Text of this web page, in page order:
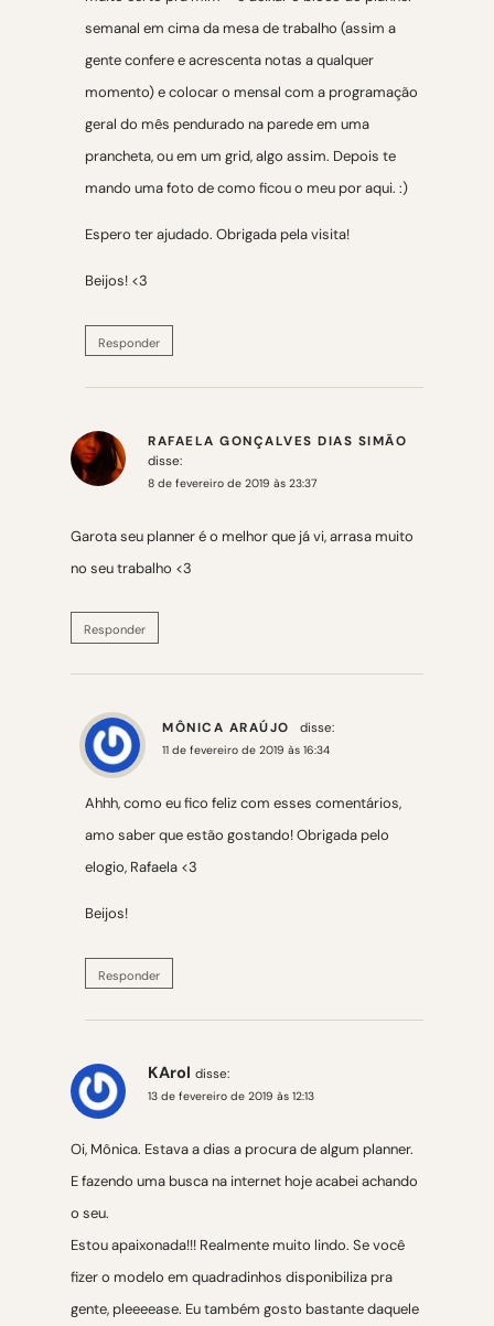
semanal em cima da mesa de trabalho (assim a
gente confere e acrescenta notas a qualquer
momento) e colocar o mensal com a programação
geral do mês pendurado na parede em uma
prancheta, ou em um grid, algo assim. Depois te
mando uma foto de como ficou o meu por aqui. :)
Espero ter ajudado. Obrigada pela visita!
Beijos! <3
Responder
RAFAELA GONÇALVES DIAS SIMÃO
disse:
8 de fevereiro de 2019 às 23:37
Garota seu planner é o melhor que já vi, arrasa muito
no seu trabalho <3
Responder
MÔNICA ARAÚJO disse:
11 de fevereiro de 2019 às 16:34
Ahhh, como eu fico feliz com esses comentários,
amo saber que estão gostando! Obrigada pelo
elogio, Rafaela <3
Beijos!
Responder
KArol disse:
13 de fevereiro de 2019 às 12:13
Oi, Mônica. Estava a dias a procura de algum planner.
E fazendo uma busca na internet hoje acabei achando
o seu.
Estou apaixonada!!! Realmente muito lindo. Se você
fizer o modelo em quadradinhos disponibiliza pra
gente, pleeeease. Eu também gosto bastante daquele